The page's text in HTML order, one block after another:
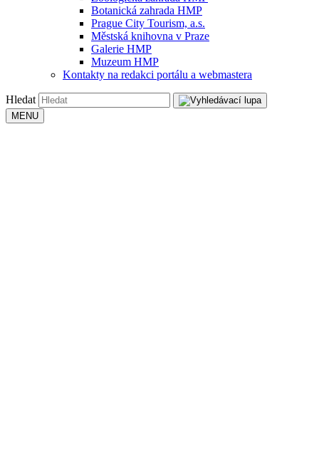
Botanická zahrada HMP
Prague City Tourism, a.s.
Městská knihovna v Praze
Galerie HMP
Muzeum HMP
Kontakty na redakci portálu a webmastera
Hledat
MENU